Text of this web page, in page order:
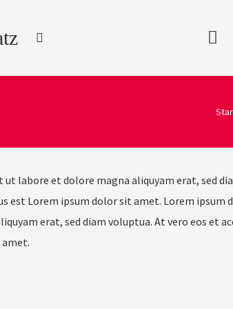
labore et dolore magna aliquyam erat, sed
est Lorem ipsum dolor sit amet. Lorem ipsum
erat, sed diam voluptua. At vero eos et